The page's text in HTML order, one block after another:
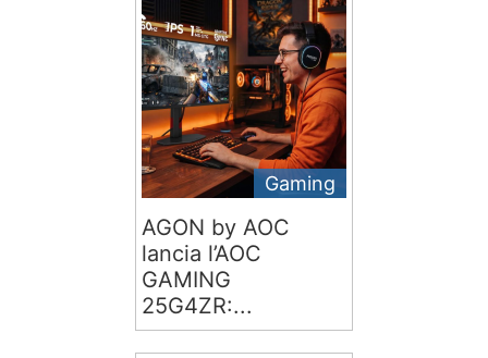
Gaming
AGON by AOC
lancia l’AOC
GAMING
25G4ZR:...